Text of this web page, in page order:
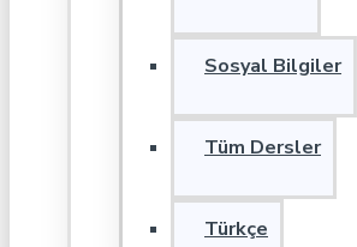
Sosyal Bilgiler
Tüm Dersler
Türkçe